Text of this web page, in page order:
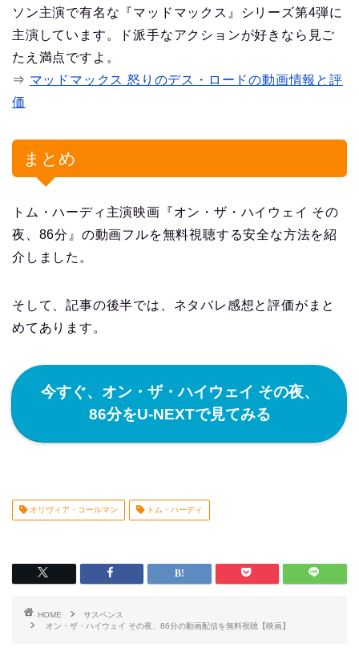
ソン主演で有名な『マッドマックス』シリーズ第4弾に
主演しています。ド派手なアクションが好きなら見ご
たえ満点ですよ。
⇒ マッドマックス 怒りのデス・ロードの動画情報と評
価
まとめ
トム・ハーディ主演映画『オン・ザ・ハイウェイ その
夜、86分』の動画フルを無料視聴する安全な方法を紹
介しました。
そして、記事の後半では、ネタバレ感想と評価がまと
めてあります。
今すぐ、オン・ザ・ハイウェイ その夜、
86分をU-NEXTで見てみる
オリヴィア・コールマン トム・ハーディ
HOME
サスペンス
オン・ザ・ハイウェイ その夜、86分の動画配信を無料視聴【映画】